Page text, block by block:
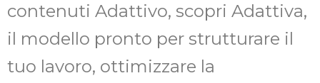
contenuti Adattivo, scopri Adattiva,
il modello pronto per strutturare il
tuo lavoro, ottimizzare la